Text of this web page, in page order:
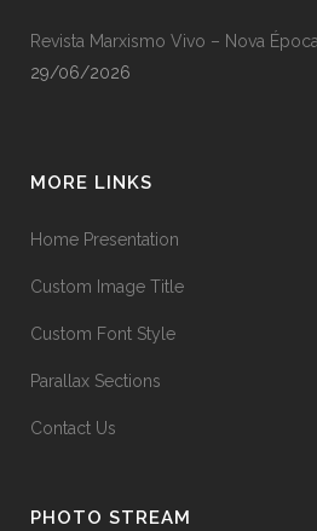
Revista Marxismo Vivo – Nova
29/06/2026
MORE LINKS
Home Presentation
Custom Image Title
Custom Font Style
Parallax Sections
Contact Us
PHOTO STREAM